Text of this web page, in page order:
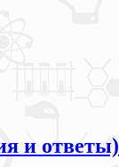
и ответы)